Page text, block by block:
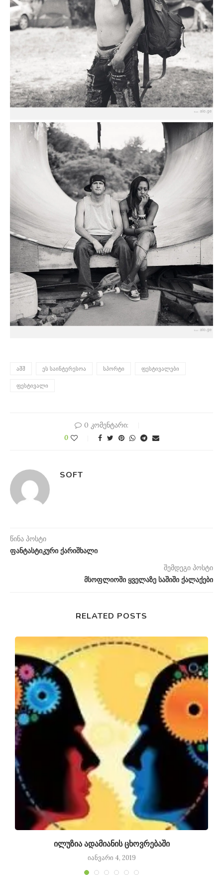
ᲐᲨᲨ ᲔᲡ ᲡᲐᲘᲜᲢᲔᲠᲔᲡᲝᲐ ᲡᲞᲝᲠᲢᲘ ᲤᲔᲡᲢᲘᲕᲐᲚᲔᲑᲘ
ᲤᲔᲡᲢᲘᲕᲐᲚᲘ
0 კომენტარი:
0
SOFT
წინა პოსტი
ფანტასტიკური ქარიშხალი
შემდეგი პოსტი
მსოფლიოში ყველაზე საშიში ქალაქები
RELATED POSTS
ილუზია ადამიანის ცხოვრებაში
იანვარი 4, 2019